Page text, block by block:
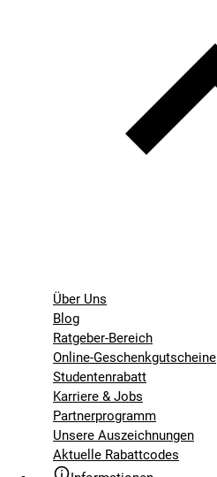
Über Uns
Blog
Ratgeber-Bereich
Online-Geschenkgutscheine
Studentenrabatt
Karriere & Jobs
Partnerprogramm
Unsere Auszeichnungen
Aktuelle Rabattcodes